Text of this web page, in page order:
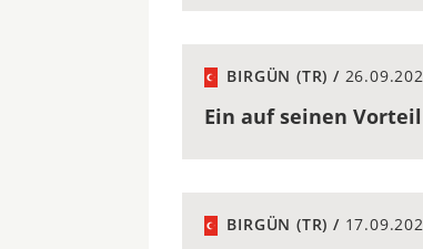
BIRGÜN (TR) /
Ein auf seinen
BIRGÜN (TR) /